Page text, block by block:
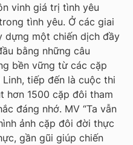
vinh giá trị tình yêu
tình yêu. Ở các giai
dựng một chiến dịch đầy
bằng những câu
bền vững từ các cặp
tiếp đến là cuộc thi
hơn 1500 cặp đôi tham
đáng nhớ. MV “Ta vẫn
ảnh cặp đôi đời thực
gần gũi giúp chiến